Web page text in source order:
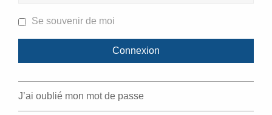
Se souvenir de moi
J’ai oublié mon mot de passe